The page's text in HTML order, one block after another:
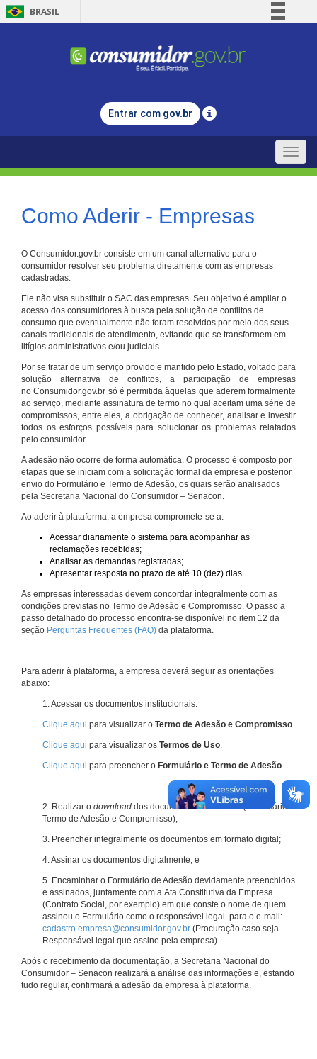
BRASIL
Comunica BR
Legislação
Entrar com gov.br
Toggle
Como Aderir - Empresas
O Consumidor.gov.br consiste em um canal alternativo para o
consumidor resolver seu problema diretamente com as empresas
cadastradas.
Ele não visa substituir o SAC das empresas. Seu objetivo é ampliar o
acesso dos consumidores à busca pela solução de conflitos de
consumo que eventualmente não foram resolvidos por meio dos seus
canais tradicionais de atendimento, evitando que se transformem em
litígios administrativos e/ou judiciais.
Por se tratar de um serviço provido e mantido pelo Estado, voltado para
solução alternativa de conflitos, a participação de empresas
no Consumidor.gov.br só é permitida àquelas que aderem formalmente
ao serviço, mediante assinatura de termo no qual aceitam uma série de
compromissos, entre eles, a obrigação de conhecer, analisar e investir
todos os esforços possíveis para solucionar os problemas relatados
pelo consumidor.
A adesão não ocorre de forma automática. O processo é composto por
etapas que se iniciam com a solicitação formal da empresa e posterior
envio do Formulário e Termo de Adesão, os quais serão analisados
pela Secretaria Nacional do Consumidor – Senacon.
Ao aderir à plataforma, a empresa compromete-se a:
Acessar diariamente o sistema para acompanhar as
reclamações recebidas;
Analisar as demandas registradas;
Apresentar resposta no prazo de até 10 (dez) dias.
As empresas interessadas devem concordar integralmente com as
condições previstas no Termo de Adesão e Compromisso. O passo a
passo detalhado do processo encontra-se disponível no item 12 da
seção Perguntas Frequentes (FAQ) da plataforma.
Para aderir à plataforma, a empresa deverá seguir as orientações
abaixo:
1. Acessar os documentos institucionais:
Clique aqui para visualizar o Termo de Adesão e Compromisso.
Clique aqui para visualizar os Termos de Uso.
Clique aqui para preencher o Formulário e Termo de Adesão
2. Realizar o download dos documentos de adesão (Formulário e
Termo de Adesão e Compromisso);
3. Preencher integralmente os documentos em formato digital;
4. Assinar os documentos digitalmente; e
5. Encaminhar o Formulário de Adesão devidamente preenchidos
e assinados, juntamente com a Ata Constitutiva da Empresa
(Contrato Social, por exemplo) em que conste o nome de quem
assinou o Formulário como o responsável legal. para o e-mail:
cadastro.empresa@consumidor.gov.br (Procuração caso seja
Responsável legal que assine pela empresa)
Após o recebimento da documentação, a Secretaria Nacional do
Consumidor – Senacon realizará a análise das informações e, estando
tudo regular, confirmará a adesão da empresa à plataforma.